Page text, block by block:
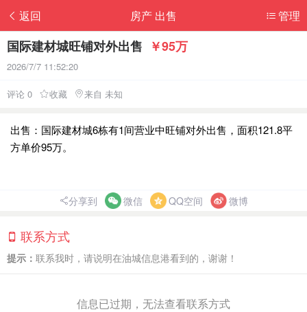
返回 管理
房产 出售
国际建材城旺铺对外出售 ￥95万
2026/7/7 11:52:20
评论 0 收藏 来自 未知
出售：国际建材城6栋有1间营业中旺铺对外出售，面积121.8平
方单价95万。
分享到 微信 QQ空间 微博
联系方式
提示： 联系我时，请说明在油城信息港看到的，谢谢！
信息已过期，无法查看联系方式